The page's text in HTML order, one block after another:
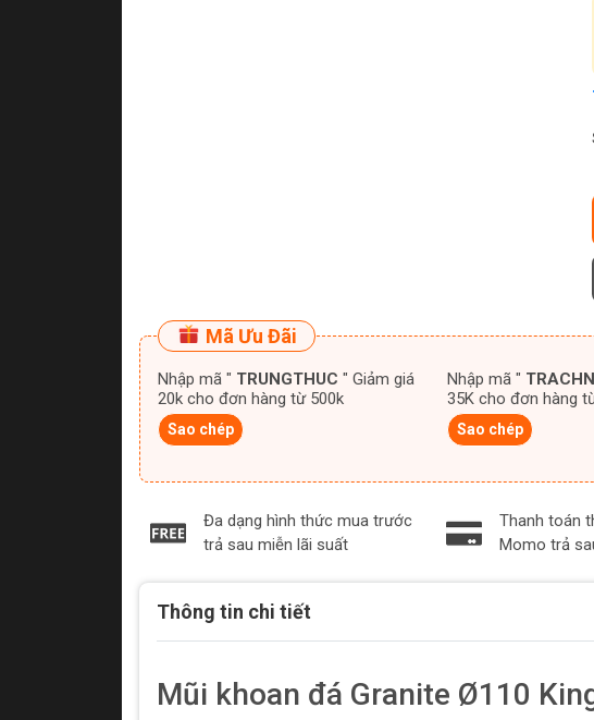
Mã Ưu Đãi
Nhập mã " TRUNGTHUC " Giảm giá
20k cho đơn hàng từ 500k
Sao chép
Nhập mã "
35K cho đơn hàng
Sao chép
Đa dạng hình thức mua trước
trả sau miễn lãi suất
Thanh toán
Momo trả
Thông tin chi tiết
Mũi khoan đá Granite Ø110